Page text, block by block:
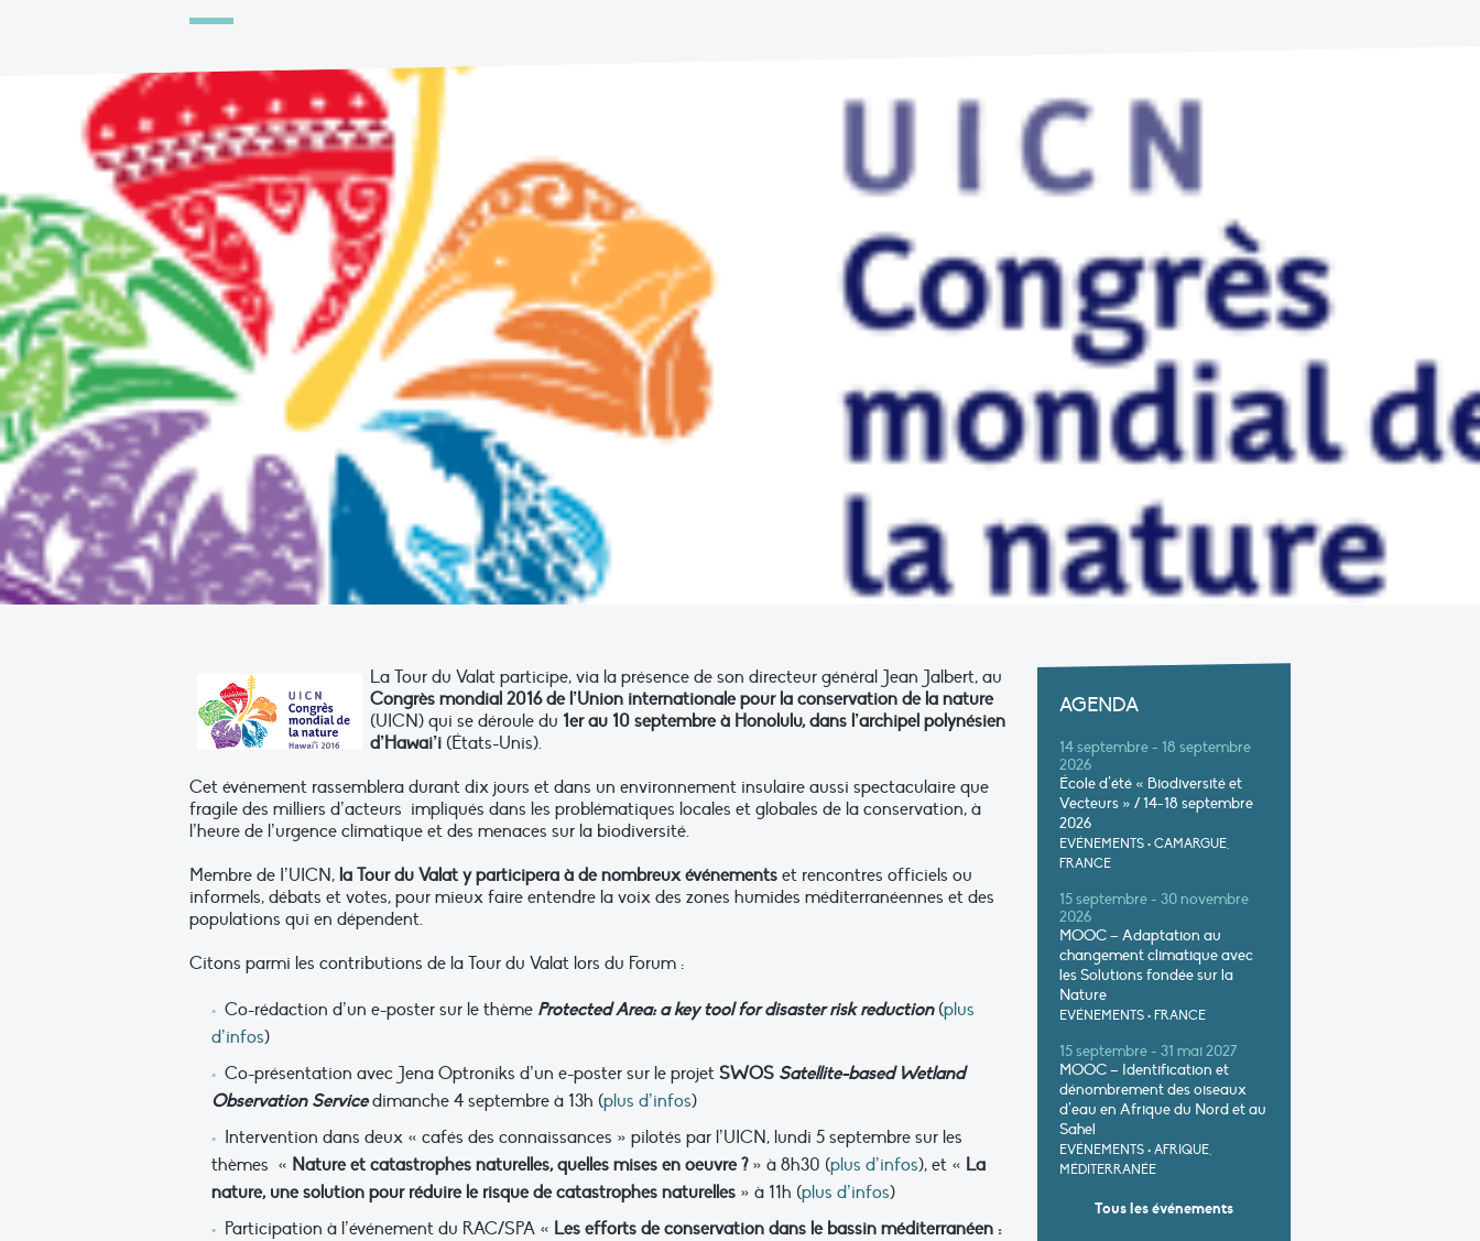
La Tour du Valat participe, via la présence de son directeur général Jean Jalbert, au
Congrès mondial 2016 de l’Union internationale pour la conservation de la nature
(UICN) qui se déroule du 1er au 10 septembre à Honolulu, dans l’archipel polynésien
d’Hawai’i (États-Unis).
Cet événement rassemblera durant dix jours et dans un environnement insulaire aussi spectaculaire que
fragile des milliers d’acteurs impliqués dans les problématiques locales et globales de la conservation, à
l’heure de l’urgence climatique et des menaces sur la biodiversité.
Membre de I’UICN, la Tour du Valat y participera à de nombreux événements et rencontres officiels ou
informels, débats et votes, pour mieux faire entendre la voix des zones humides méditerranéennes et des
populations qui en dépendent.
Citons parmi les contributions de la Tour du Valat lors du Forum :
Co-rédaction d’un e-poster sur le thème Protected Area: a key tool for disaster risk reduction(plus
d’infos)
Co-présentation avec Jena Optroniks d’un e-poster sur le projet SWOS Satellite-based Wetland
Observation Servicedimanche 4 septembre à 13h (plus d’infos)
Intervention dans deux « cafés des connaissances » pilotés par l’UICN, lundi 5 septembre sur les
thèmes « Nature et catastrophes naturelles, quelles mises en oeuvre ?» à 8h30 (plus d’infos), et « La
nature, une solution pour réduire le risque de catastrophes naturelles » à 11h (plus d’infos)
Participation à l’événement du RAC/SPA « Les efforts de conservation dans le bassin méditerranéen :
AGENDA
14 septembre - 18 septembre
2026
École d’été « Biodiversité et
Vecteurs » / 14-18 septembre
2026
EVÉNEMENTS • CAMARGUE,
FRANCE
15 septembre - 30 novembre
2026
MOOC – Adaptation au
changement climatique avec
les Solutions fondée sur la
Nature
EVÉNEMENTS • FRANCE
15 septembre - 31 mai 2027
MOOC – Identification et
dénombrement des oiseaux
d’eau en Afrique du Nord et au
Sahel
EVÉNEMENTS • AFRIQUE,
MÉDITERRANÉE
Tous les événements